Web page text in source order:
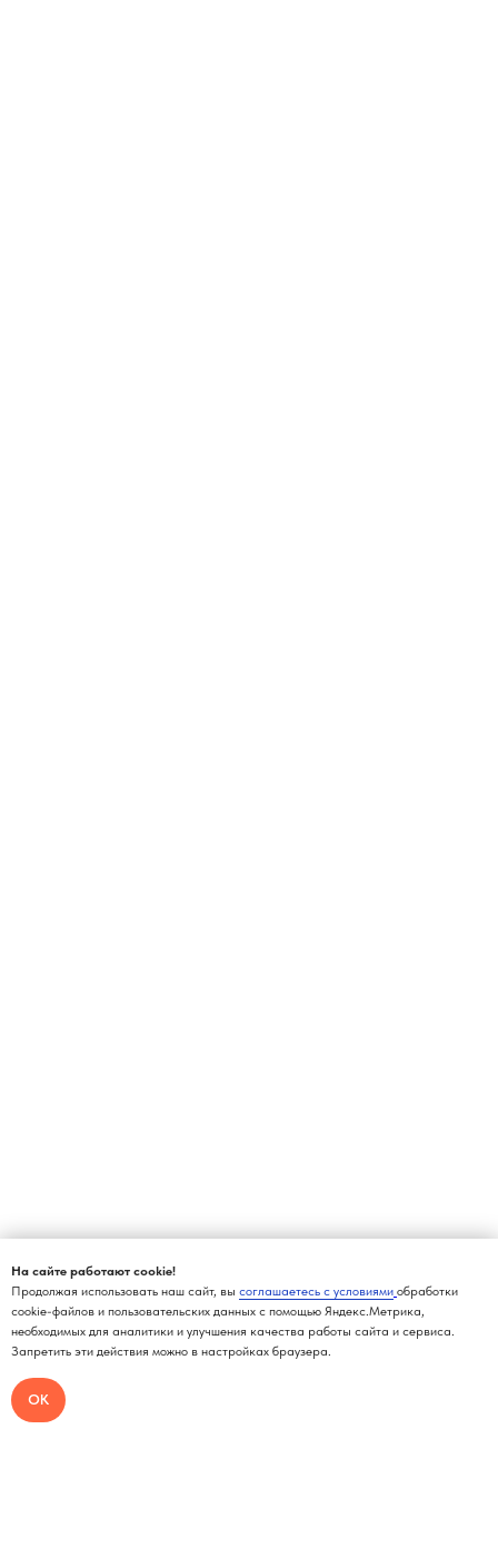
На сайте работают cookie!
Продолжая использовать наш сайт, вы соглашаетесь с условиями обработки
cookie-файлов и пользовательских данных с помощью Яндекс.Метрика,
необходимых для аналитики и улучшения качества работы сайта и сервиса.
Запретить эти действия можно в настройках браузера.
ОК